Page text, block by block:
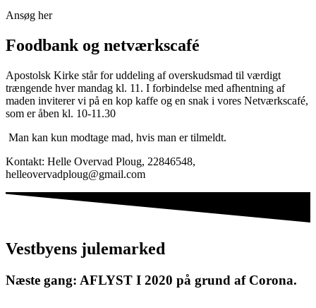
Ansøg her
Foodbank og netværkscafé
Apostolsk Kirke står for uddeling af overskudsmad til værdigt
trængende hver mandag kl. 11. I forbindelse med afhentning af
maden inviterer vi på en kop kaffe og en snak i vores Netværkscafé,
som er åben kl. 10-11.30
Man kan kun modtage mad, hvis man er tilmeldt.
Kontakt: Helle Overvad Ploug, 22846548,
helleovervadploug@gmail.com
Vestbyens julemarked
Næste gang: AFLYST I 2020 på grund af Corona.